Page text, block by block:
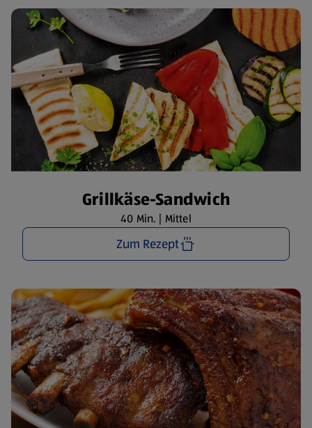
Grillkäse-Sandwich
40 Min. | Mittel
Zum Rezept